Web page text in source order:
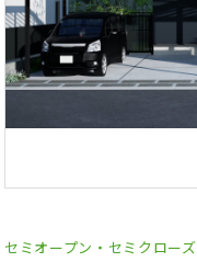
セミオープン・セミクローズ